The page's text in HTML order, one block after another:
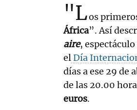
"Los
África”. Así
aire,
elDía
días a ese 29 de
de las 20.00
euros.